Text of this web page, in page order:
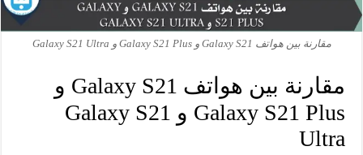
مقارنة بين هواتف Galaxy S21 و Galaxy S21 Plus و Galaxy S21 Ultra
مقارنة بين هواتف Galaxy S21 و
Galaxy S21 Plus و Galaxy S21
Ultra